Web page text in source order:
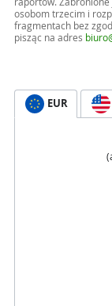
osobom trzecim i
fragmentach bez
pisząc na adres
EUR